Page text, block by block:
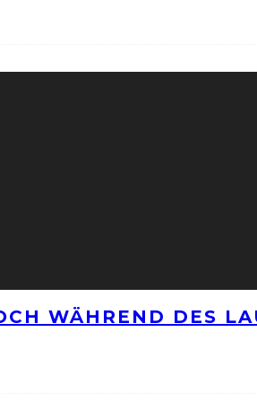
WÄHREND DES